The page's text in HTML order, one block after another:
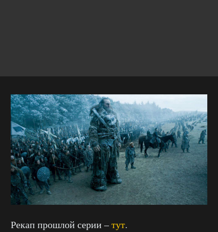
Рекап прошлой серии –тут.